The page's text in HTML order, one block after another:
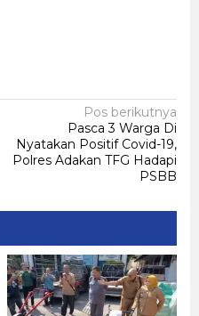
Pos berikutnya
Pasca 3 Warga Di
Nyatakan Positif Covid-19,
Polres Adakan TFG Hadapi
PSBB